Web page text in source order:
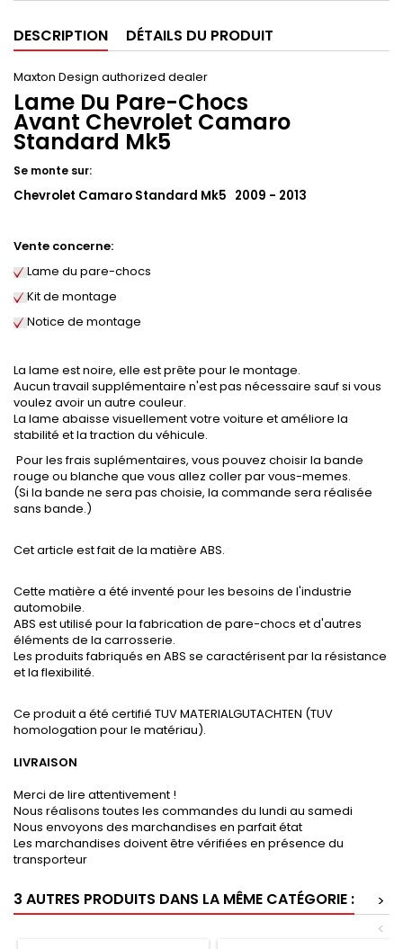
DESCRIPTION DÉTAILS DU PRODUIT
Maxton Design authorized dealer
Lame Du Pare-Chocs
Avant Chevrolet Camaro
Standard Mk5
Se monte sur:
Chevrolet Camaro Standard Mk5 2009 - 2013
Vente concerne:
Lame du pare-chocs
Kit de montage
Notice de montage
La lame est noire, elle est prête pour le montage.
Aucun travail supplémentaire n'est pas nécessaire sauf si vous
voulez avoir un autre couleur.
La lame abaisse visuellement votre voiture et améliore la
stabilité et la traction du véhicule.
Pour les frais suplémentaires, vous pouvez choisir la bande
rouge ou blanche que vous allez coller par vous-memes.
(Si la bande ne sera pas choisie, la commande sera réalisée
sans bande.)
Cet article est fait de la matière ABS.
Cette matière a été inventé pour les besoins de l'industrie
automobile.
ABS est utilisé pour la fabrication de pare-chocs et d'autres
éléments de la carrosserie.
Les produits fabriqués en ABS se caractérisent par la résistance
et la flexibilité.
Ce produit a été certifié TUV MATERIALGUTACHTEN (TUV
homologation pour le matériau).
LIVRAISON
Merci de lire attentivement !
Nous réalisons toutes les commandes du lundi au samedi
Nous envoyons des marchandises en parfait état
Les marchandises doivent être vérifiées en présence du
transporteur
3 AUTRES PRODUITS DANS LA MÊME CATÉGORIE :
>
<